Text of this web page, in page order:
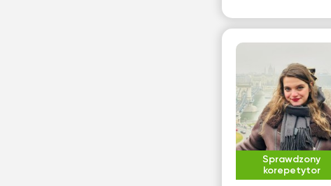
Sprawdzony
korepetytor